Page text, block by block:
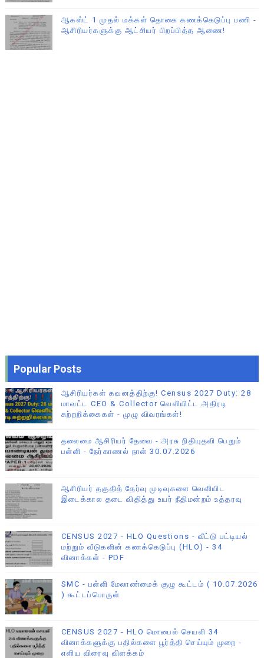
ஆகஸ்ட் 1 முதல் மக்கள் தொகை கணக்கெடுப்பு பணி -
ஆசிரியர்களுக்கு ஆட்சியர் பிறப்பித்த ஆணை!
Popular Posts
ஆசிரியர்கள் கவனத்திற்கு! Census 2027 Duty: 28
மாவட்ட CEO & Collector வெளியிட்ட அதிரடி
சுற்றறிக்கைகள் - முழு விவரங்கள்!
தலைமை ஆசிரியர் தேவை - அரசு நிதியுதவி பெறும்
பள்ளி - நேர்காணல் நாள் 30.07.2026
ஆசிரியர் தகுதித் தேர்வு முடிவுகளை வெளியிட
இடைக்கால தடை விதித்து உயர் நீதிமன்றம் உத்தரவு
CENSUS 2027 - HLO Questions - வீட்டு பட்டியல்
மற்றும் வீடுகளின் கணக்கெடுப்பு (HLO) - 34
வினாக்கள் - PDF
SMC - பள்ளி மேலாண்மைக் குழு கூட்டம் ( 10.07.2026
) கூட்டப்பொருள்
CENSUS 2027 - HLO மொபைல் செயலி 34
வினாக்களுக்கு பதில்களை பூர்த்தி செய்யும் முறை -
எளிய விரைவு விளக்கம்